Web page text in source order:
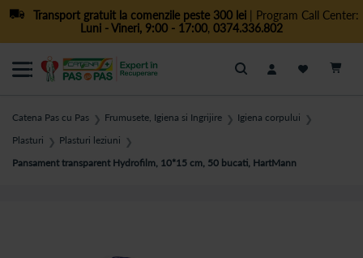
Transport gratuit la comenzile peste 300 lei| Program Call Center:
Luni - Vineri, 9:00 - 17:00, 0374.336.802
Cautare
Catena Pas cu Pas ❯ Frumusete, Igiena si Ingrijire ❯ Igiena corpului ❯
Plasturi ❯ Plasturi leziuni ❯
Pansament transparent Hydrofilm, 10*15 cm, 50 bucati, HartMann